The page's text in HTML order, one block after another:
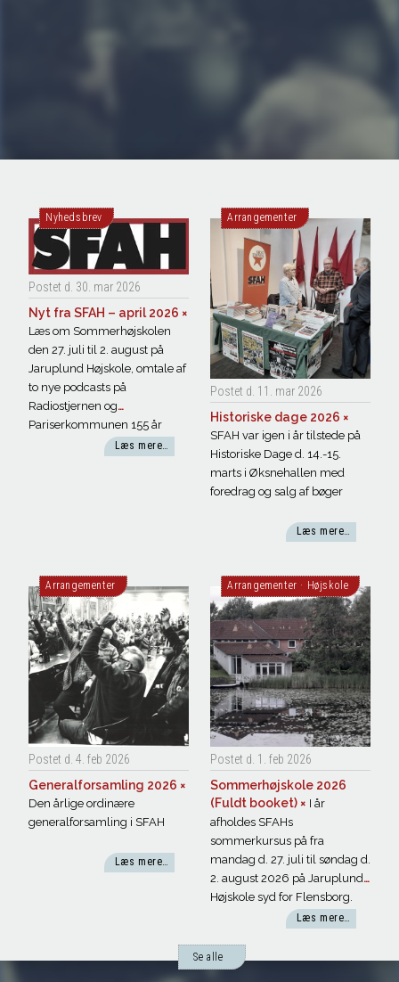
Nyhedsbrev
Postet d. 30. mar 2026
Nyt fra SFAH – april 2026 ×
Læs om Sommerhøjskolen
den 27. juli til 2. august på
Jaruplund Højskole, omtale af
to nye podcasts på
Radiostjernen og
Pariserkommunen 155 år
Læs mere…
Arrangementer
Postet d. 11. mar 2026
Historiske dage 2026 ×
SFAH var igen i år tilstede på
Historiske Dage d. 14.-15.
marts i Øksnehallen med
foredrag og salg af bøger
Læs mere…
Arrangementer
Postet d. 4. feb 2026
Generalforsamling 2026 ×
Den årlige ordinære
generalforsamling i SFAH
Læs mere…
Arrangementer · Højskole
Postet d. 1. feb 2026
Sommerhøjskole 2026
(Fuldt booket) × I år
afholdes SFAHs
sommerkursus på fra
mandag d. 27. juli til søndag d.
2. august 2026 på Jaruplund
Højskole syd for Flensborg.
Tag med på en tur rundt i
og få et indblik i dens mange
forskellige sider: fagligt,
Læs mere…
Se alle